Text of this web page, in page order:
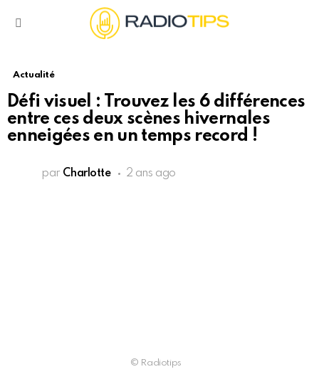
Actualité
Défi visuel : Trouvez les 6 différences
entre ces deux scènes hivernales
enneigées en un temps record !
par Charlotte 2 ans ago
© Radiotips